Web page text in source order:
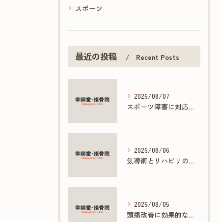
スポーツ
最近の投稿 Recent Posts
2026/08/07
スポーツ障害に対応する接骨院の専門施術とは
2026/08/06
気導術とリハビリの連携で促す早期回復法
2026/08/05
頭痛改善に効果的な接骨院の多彩な施術方法